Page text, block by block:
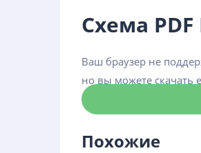
Схема
Ваш браузер не
но вы можете скачать
Похожие